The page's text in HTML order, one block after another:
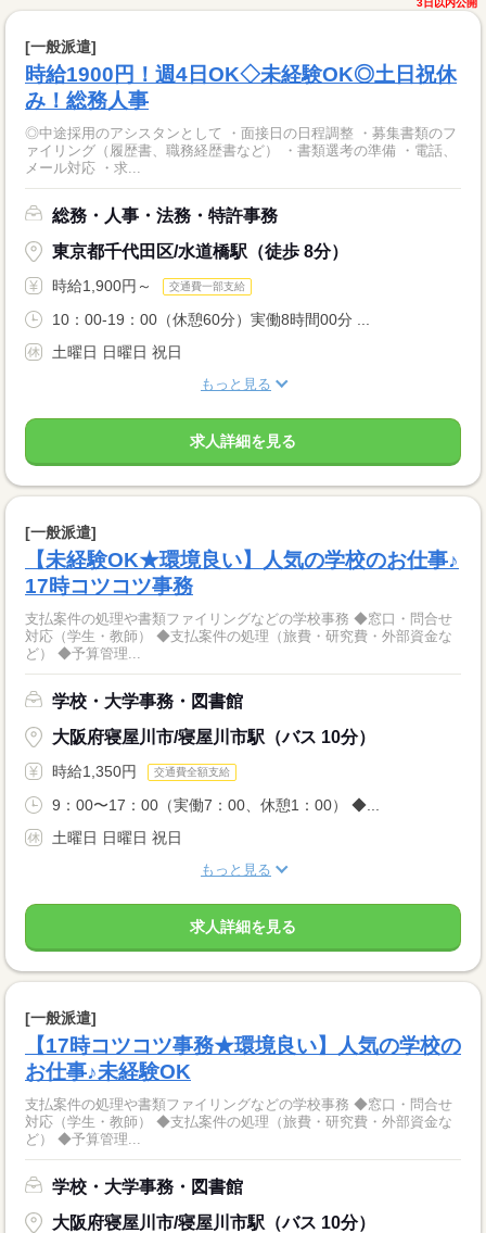
3日以内公開
[一般派遣]
時給1900円！週4日OK◇未経験OK◎土日祝休
み！総務人事
◎中途採用のアシスタンとして ・面接日の日程調整 ・募集書類のフ
ァイリング（履歴書、職務経歴書など） ・書類選考の準備 ・電話、
メール対応 ・求...
総務・人事・法務・特許事務
東京都千代田区/水道橋駅（徒歩 8分）
時給1,900円～ 交通費一部支給
10：00-19：00（休憩60分）実働8時間00分 ...
土曜日 日曜日 祝日
もっと見る
求人詳細を見る
[一般派遣]
【未経験OK★環境良い】人気の学校のお仕事♪
17時コツコツ事務
支払案件の処理や書類ファイリングなどの学校事務 ◆窓口・問合せ
対応（学生・教師） ◆支払案件の処理（旅費・研究費・外部資金な
ど） ◆予算管理...
学校・大学事務・図書館
大阪府寝屋川市/寝屋川市駅（バス 10分）
時給1,350円 交通費全額支給
9：00〜17：00（実働7：00、休憩1：00） ◆...
土曜日 日曜日 祝日
もっと見る
求人詳細を見る
[一般派遣]
【17時コツコツ事務★環境良い】人気の学校の
お仕事♪未経験OK
支払案件の処理や書類ファイリングなどの学校事務 ◆窓口・問合せ
対応（学生・教師） ◆支払案件の処理（旅費・研究費・外部資金な
ど） ◆予算管理...
学校・大学事務・図書館
大阪府寝屋川市/寝屋川市駅（バス 10分）